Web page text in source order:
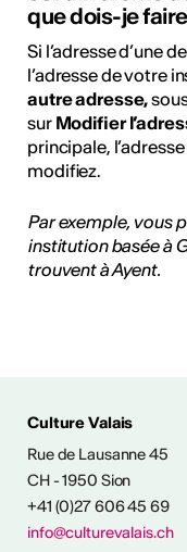
& CONTACT
que dois-je
Si l’adresse d’une
l’adresse de votre
autre adresse,
sur Modifier
principale,
modifiez.
Par exemple, vous
institution basée à
trouvent à Ayent.
Culture Valais
Rue de Lausanne 45
CH - 1950 Sion
+41 (0)27 606 45 69
info@culturevalais.ch